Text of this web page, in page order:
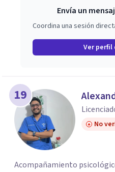
Envía un
Coordina una sesión
Ver
19
No
Acompañamiento